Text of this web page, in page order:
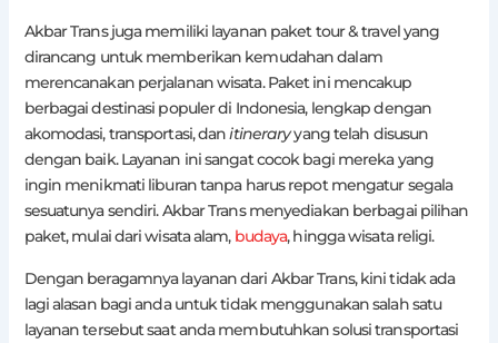
Akbar Trans juga memiliki layanan paket tour & travel yang
dirancang untuk memberikan kemudahan dalam
merencanakan perjalanan wisata. Paket ini mencakup
berbagai destinasi populer di Indonesia, lengkap dengan
akomodasi, transportasi, danitineraryyang telah disusun
dengan baik. Layanan ini sangat cocok bagi mereka yang
ingin menikmati liburan tanpa harus repot mengatur segala
sesuatunya sendiri. Akbar Trans menyediakan berbagai pilihan
paket, mulai dari wisata alam, budaya, hingga wisata religi.
Dengan beragamnya layanan dari Akbar Trans, kini tidak ada
lagi alasan bagi anda untuk tidak menggunakan salah satu
layanan tersebut saat anda membutuhkan solusi transportasi